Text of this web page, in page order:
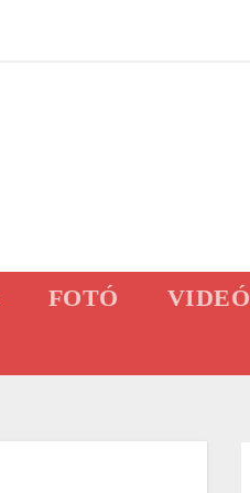
FOTÓ
VIDEÓ